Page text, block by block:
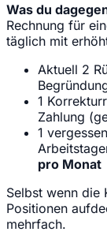
Was du
Rechnung für
täglich mit
Aktuell 2
1
Zahlung
1
pro Monat
Selbst wenn die
Positionen
mehrfach.